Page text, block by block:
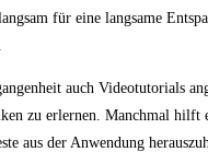
⁤für eine langsame
auch Videotutorials
zu erlernen. Manchmal hilft
aus der Anwendung